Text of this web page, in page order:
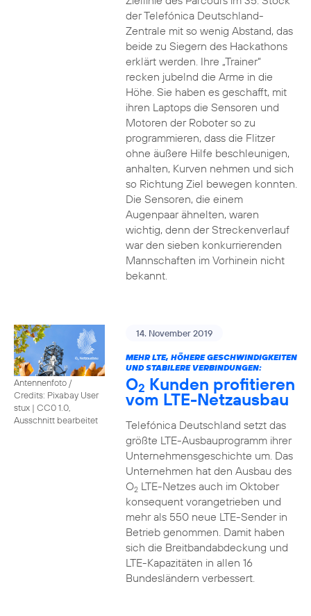
der Telefónica Deutschland-
Zentrale mit so wenig Abstand, das
beide zu Siegern des Hackathons
erklärt werden. Ihre „Trainer“
recken jubelnd die Arme in die
Höhe. Sie haben es geschafft, mit
ihren Laptops die Sensoren und
Motoren der Roboter so zu
programmieren, dass die Flitzer
ohne äußere Hilfe beschleunigen,
anhalten, Kurven nehmen und sich
so Richtung Ziel bewegen konnten.
Die Sensoren, die einem
Augenpaar ähnelten, waren
wichtig, denn der Streckenverlauf
war den sieben konkurrierenden
Mannschaften im Vorhinein nicht
bekannt.
Antennenfoto /
Credits: Pixabay User
stux | CC0 1.0,
Ausschnitt bearbeitet
14. November 2019
MEHR LTE, HÖHERE GESCHWINDIGKEITEN
UND STABILERE VERBINDUNGEN:
O2 Kunden profitieren
vom LTE-Netzausbau
Telefónica Deutschland setzt das
größte LTE-Ausbauprogramm ihrer
Unternehmensgeschichte um. Das
Unternehmen hat den Ausbau des
O2LTE-Netzes auch im Oktober
konsequent vorangetrieben und
mehr als 550 neue LTE-Sender in
Betrieb genommen. Damit haben
sich die Breitbandabdeckung und
LTE-Kapazitäten in allen 16
Bundesländern verbessert.